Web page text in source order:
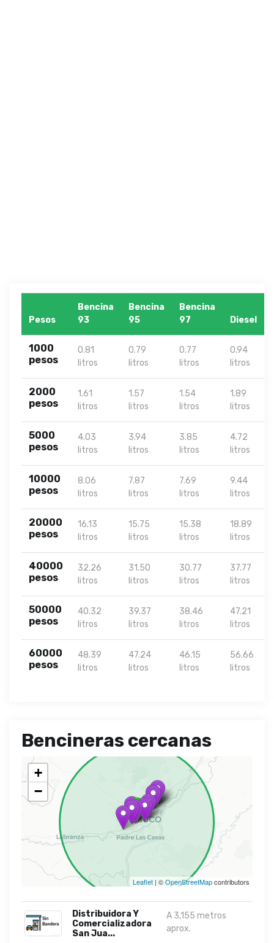
Pesos
Bencina
93
Bencina
95
Bencina
97
Diesel
1000
pesos
0.81
litros
0.79
litros
0.77
litros
0.94
litros
2000
pesos
1.61
litros
1.57
litros
1.54
litros
1.89
litros
5000
pesos
4.03
litros
3.94
litros
3.85
litros
4.72
litros
10000
pesos
8.06
litros
7.87
litros
7.69
litros
9.44
litros
20000
pesos
16.13
litros
15.75
litros
15.38
litros
18.89
litros
40000
pesos
32.26
litros
31.50
litros
30.77
litros
37.77
litros
50000
pesos
40.32
litros
39.37
litros
38.46
litros
47.21
litros
60000
pesos
48.39
litros
47.24
litros
46.15
litros
56.66
litros
Bencineras cercanas
+
−
Leaflet | ©OpenStreetMapcontributors
Distribuidora Y
Comercializadora
San Jua...
A 3,155 metros
aprox.